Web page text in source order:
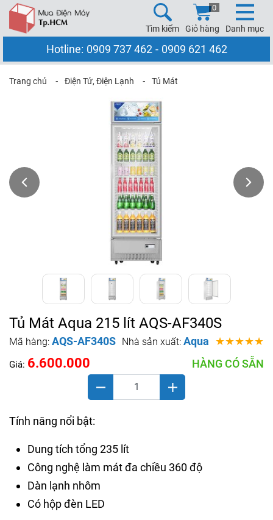
Tìm kiếm Giỏ hàng
0
Danh mục
Hotline: 0909 737 462 - 0909 621 462
Trang chủ ⁃ Điện Tử, Điện Lạnh ⁃ Tủ Mát
Tủ Mát Aqua 215 lít AQS-AF340S
Mã hàng: AQS-AF340S Nhà sản xuất: Aqua ★★★★★
Giá: 6.600.000 HÀNG CÓ SẴN
Tính năng nổi bật:
Dung tích tổng 235 lít
Công nghệ làm mát đa chiều 360 độ
Dàn lạnh nhôm
Có hộp đèn LED